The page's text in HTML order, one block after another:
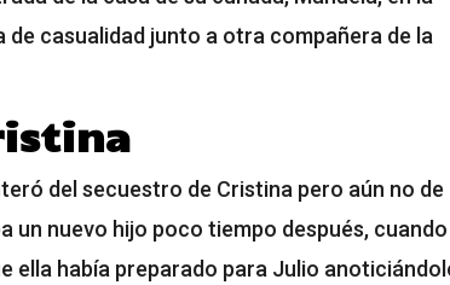
de casualidad junto a otra compañera de la
del secuestro de Cristina pero aún no de
un nuevo hijo poco tiempo después, cuando
ella había preparado para Julio